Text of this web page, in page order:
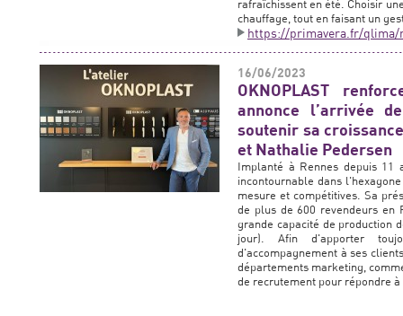
rafraîchissent en été. Choisir
chauffage, tout en faisant un
https://primavera.fr/qlima/
16/06/2023
OKNOPLAST
annonce l’arrivée
soutenir sa
et Nathalie Pedersen
Implanté à Rennes depuis 11
incontournable dans
mesure et compétitives. Sa
de plus de 600 revendeurs
grande capacité de production
jour). Afin d'apporter
d'accompagnement à ses
départements marketing,
de recrutement pour répondre